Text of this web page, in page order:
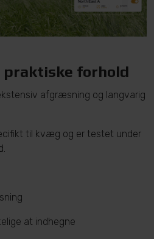
forhold
afgræsning og langvarig
til kvæg og er testet under
at indhegne